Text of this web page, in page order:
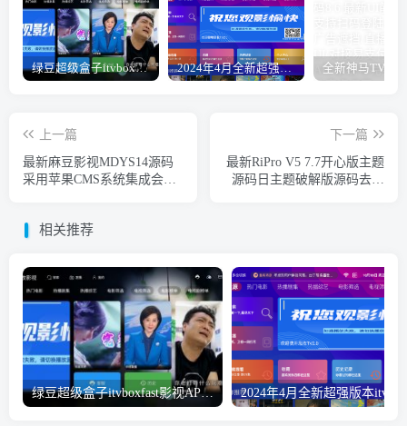
绿豆超级盒子itvboxfast影视APP双端源码 TV+手机双端 支持直播/后台管理仓库/会员系统/卡密系统/批量生成账号 自动换源 集成免签约支付系统 2024年4月全新超强版本itvboxfast影视APP源码 TV+手机双端源码 新增超多功能tvbox二开如意版影视APP源码 修复N多bug-1.51已更新至最新1.51版本
上一篇
最新麻豆影视MDYS14源码
采用苹果CMS系统集成会员
下一篇
最新RiPro V5 7.7开心版主题
源码日主题破解版源码去授
相关推荐
绿豆超级盒子itvboxfast影视APP双端源码 TV+手机双端 支持直播/后台管理仓库/会员系统/卡密系统/批量生成账号 自动换源 集成免签约支付系统